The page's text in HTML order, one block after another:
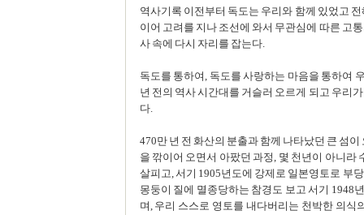
역사기록 이전부터 독도는 우리와 함께 있었고
이어 고려를 지나 조선에 와서 무관심에 따른 고
사 속에 다시 자리를 잡는다.
독도를 통하여, 독도를 사랑하는 마음을 통하여
년 전의 역사 시간대를 거슬러 오르게 되고 우리
다.
470만 년 전 화산의 분출과 함께 나타났던 큰 섬
을 깎이어 오면서 아팠던 과정, 몇 천년이 아니라
살피고, 서기 1905년도에 강제로 일본영토로 부
몽둥이 질에 멸종당하는 참경도 보고 서기 1948
며, 우리 스스로 영토를 내다버리는 천박한 의